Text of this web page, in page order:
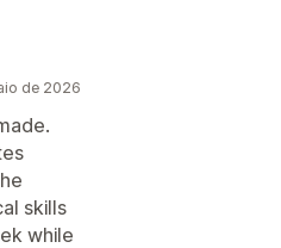
de 2026
skills
while